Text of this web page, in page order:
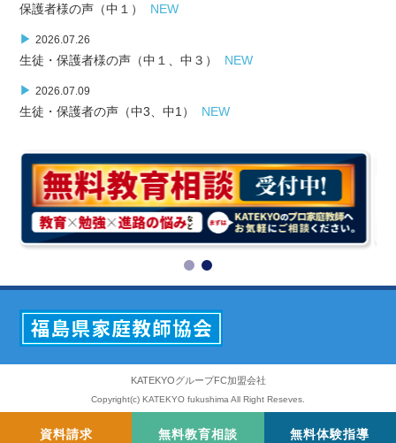
保護者様の声（中１） NEW
▶ 2026.07.26
生徒・保護者様の声（中１、中３） NEW
▶ 2026.07.09
生徒・保護者の声（中3、中1） NEW
資料請求 無料教育相談 無料体験指導
KATEKYOグループFC加盟会社
Copyright(c) KATEKYO fukushima All Right Reseves.